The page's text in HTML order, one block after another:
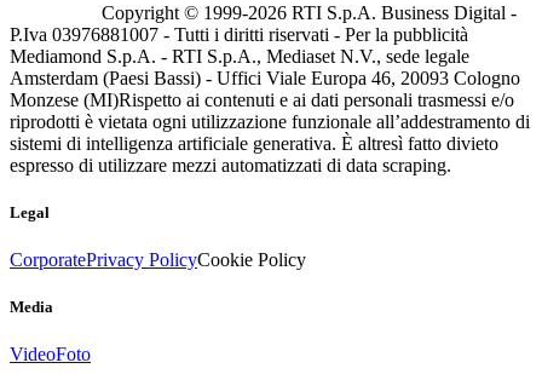
Copyright © 1999-2026 RTI S.p.A. Business Digital -
P.Iva 03976881007 - Tutti i diritti riservati - Per la pubblicità
Mediamond S.p.A. - RTI S.p.A., Mediaset N.V., sede legale
Amsterdam (Paesi Bassi) - Uffici Viale Europa 46, 20093 Cologno
Monzese (MI)Rispetto ai contenuti e ai dati personali trasmessi e/o
riprodotti è vietata ogni utilizzazione funzionale all’addestramento di
sistemi di intelligenza artificiale generativa. È altresì fatto divieto
espresso di utilizzare mezzi automatizzati di data scraping.
Legal
CorporatePrivacy PolicyCookie Policy
Media
VideoFoto